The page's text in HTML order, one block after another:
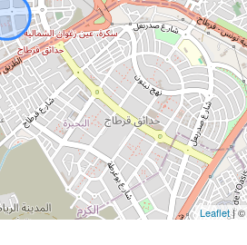
Leaflet| ©